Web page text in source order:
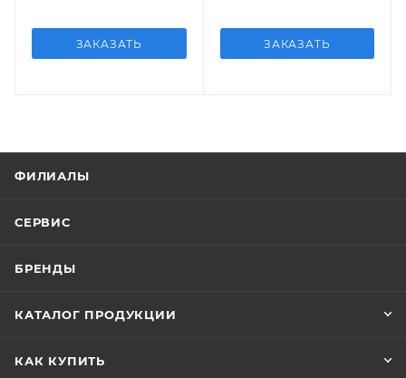
ЗАКАЗАТЬ ЗАКАЗАТЬ
ФИЛИАЛЫ
СЕРВИС
БРЕНДЫ
КАТАЛОГ ПРОДУКЦИИ
КАК КУПИТЬ